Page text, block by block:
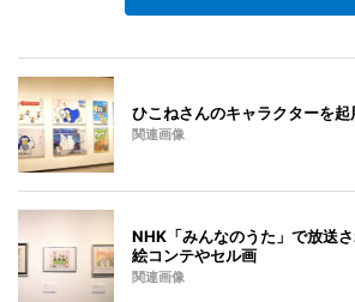
ひこねさんのキャラクターを
関連画像
NHK「みんなのうた」で放送
絵コンテやセル画
関連画像